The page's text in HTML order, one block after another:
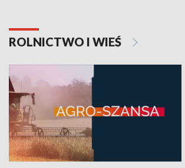
ROLNICTWO I WIEŚ